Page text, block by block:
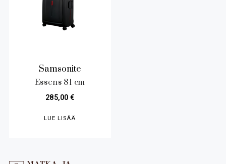
Samsonite
Essens 81 cm
285,00€
LUE LISÄÄ